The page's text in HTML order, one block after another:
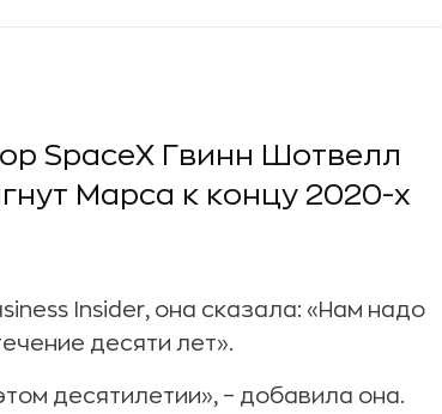
SpaceX Гвинн Шотвелл
Марса к концу 2020-х
Insider, она сказала: «Нам надо
десяти лет».
десятилетии», – добавила она.